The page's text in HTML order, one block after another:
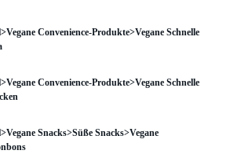
Convenience-Produkte>Vegane Schnelle
Convenience-Produkte>Vegane Schnelle
Snacks>Süße Snacks>Vegane